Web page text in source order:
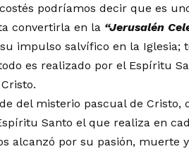
podríamos decir que es
convertirla en la “Jerusalén
impulso salvífico en la Iglesia;
es realizado por el Espíritu
del misterio pascual de Cristo,
Santo el que realiza en
alcanzó por su pasión, muerte y